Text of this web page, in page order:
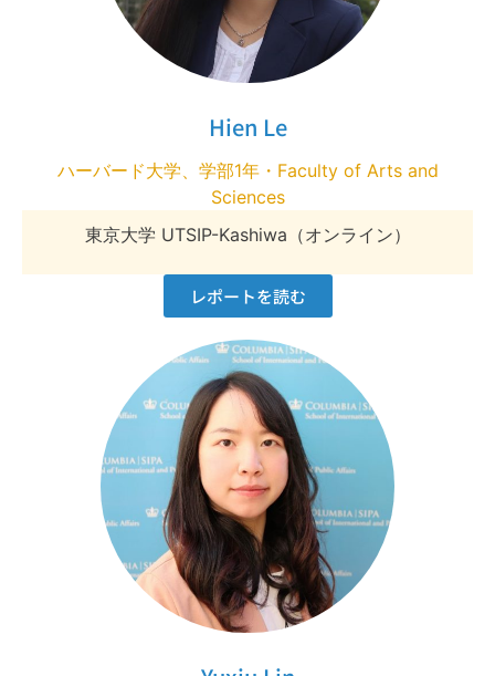
Hien Le
ハーバード大学、学部1年・Faculty of Arts and
Sciences
東京大学 UTSIP-Kashiwa（オンライン）
レポートを読む